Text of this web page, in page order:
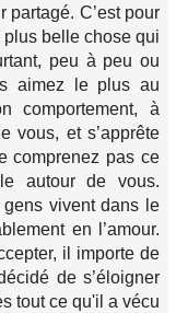
partagé. C’est pour
plus belle chose qui
peu à peu ou
aimez le plus au
comportement, à
vous, et s’apprête
comprenez pas ce
autour de vous.
vivent dans le
en l’amour.
il importe de
de s’éloigner
tout ce qu'il a vécu